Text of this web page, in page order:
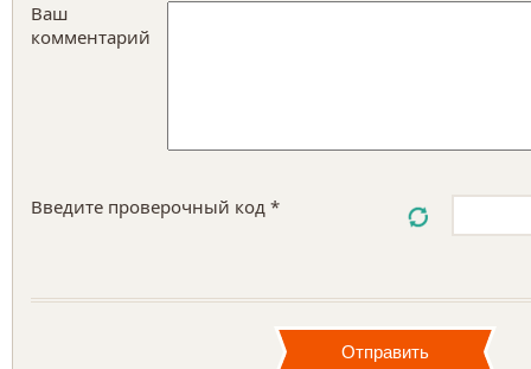
Ваш
комментарий
Введите проверочный код *